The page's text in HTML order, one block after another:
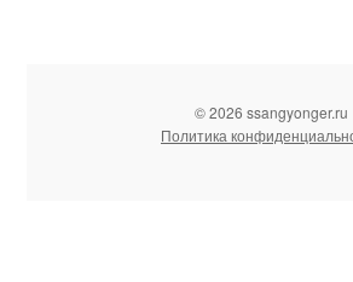
© 2026 ssangyonger.ru
Политика